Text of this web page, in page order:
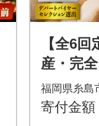
【全6
産・完
鍋セッ
ょうゆ
福岡県糸島
寄付金額